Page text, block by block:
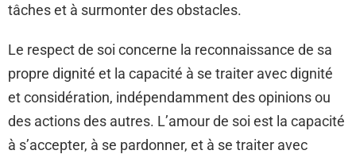
tâches et à surmonter des obstacles.
Le respect de soi concerne la reconnaissance de sa
propre dignité et la capacité à se traiter avec dignité
et considération, indépendamment des opinions ou
des actions des autres. L’amour de soi est la capacité
à s’accepter, à se pardonner, et à se traiter avec